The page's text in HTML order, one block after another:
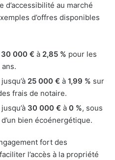
d’accessibilité au marché
d’offres disponibles
30 000 € à 2,85 % pour les
jusqu’à 25 000 € à 1,99 % sur
frais de notaire.
jusqu’à 30 000 € à 0 %, sous
bien écoénergétique.
fort des
l’accès à la propriété